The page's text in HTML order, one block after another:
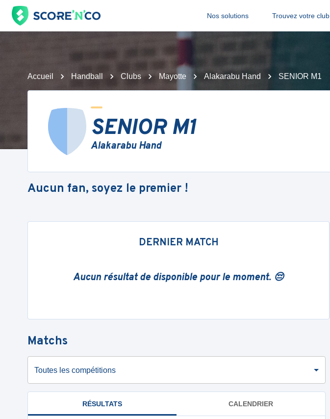
Nos solutions Trouvez votre club
Accueil Handball Clubs Mayotte Alakarabu Hand SENIOR M1
SENIOR M1
Alakarabu Hand
Aucun fan, soyez le premier !
DERNIER MATCH
Aucun résultat de disponible pour le moment. 😔
Matchs
Toutes les compétitions
RÉSULTATS CALENDRIER